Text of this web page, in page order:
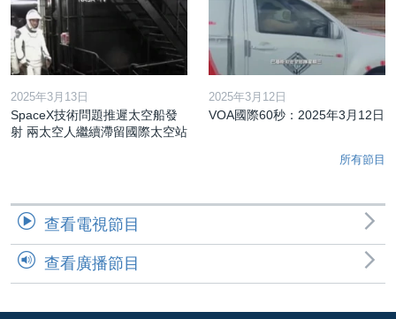
2025年3月13日
SpaceX技術問題推遲太空船發
射 兩太空人繼續滯留國際太空站
2025年3月12日
VOA國際60秒：2025年3月12日
所有節目
查看電視節目
查看廣播節目